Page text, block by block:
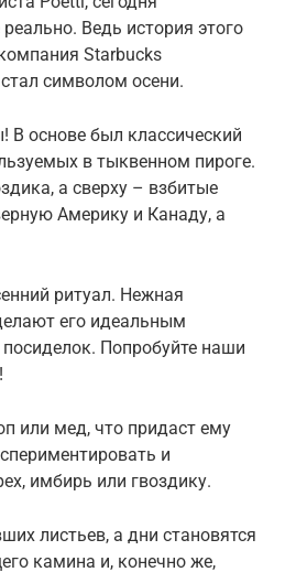
Ведь история этого
Starbucks
символом осени.
В основе был классический
в тыквенном пироге.
а сверху – взбитые
Америку и Канаду, а
ритуал. Нежная
его идеальным
Попробуйте наши
или мед, что придаст ему
и
имбирь или гвоздику.
листьев, а дни становятся
камина и, конечно же,